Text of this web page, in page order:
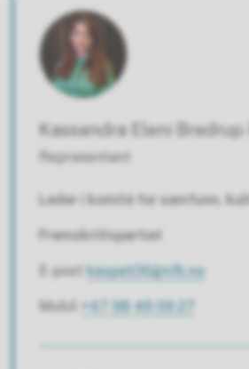
Kassandra Eleni Bredrup
Representant
Leder i komité for samfunn,
Fremskrittspartiet
E-post kaspet06@nfk.no
Mobil +47 98 46 09 27